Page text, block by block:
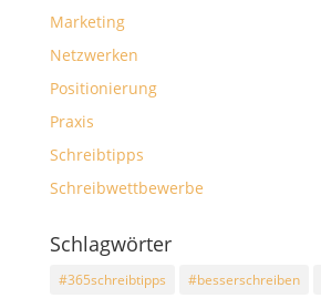
Marketing
Netzwerken
Positionierung
Praxis
Schreibtipps
Schreibwettbewerbe
Schlagwörter
#365schreibtipps #besserschreiben